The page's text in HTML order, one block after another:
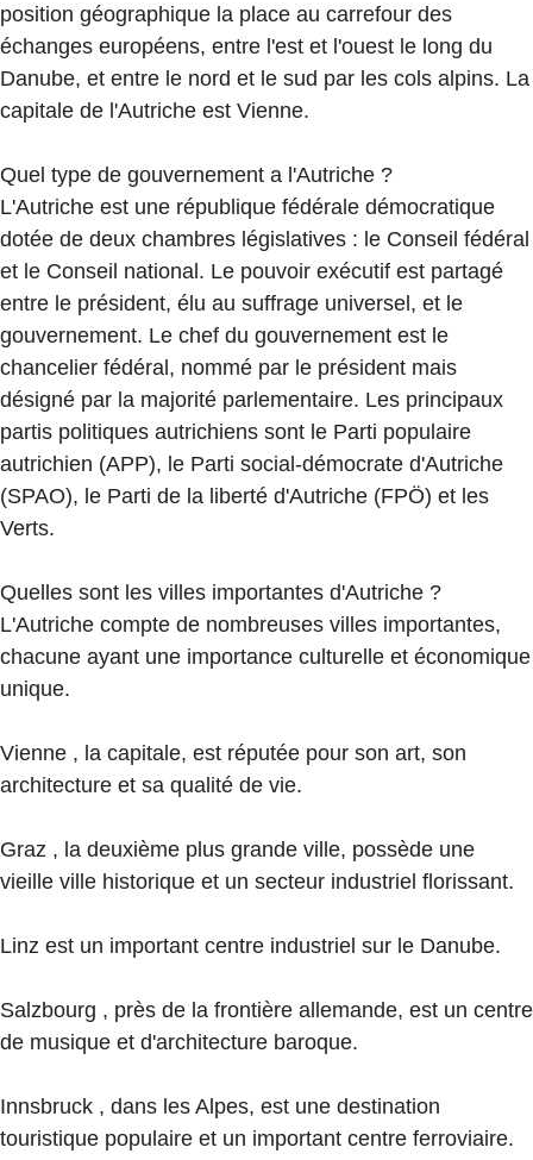
position géographique la place au carrefour des
échanges européens, entre l'est et l'ouest le long du
Danube, et entre le nord et le sud par les cols alpins. La
capitale de l'Autriche est Vienne.
Quel type de gouvernement a l'Autriche ?
L'Autriche est une république fédérale démocratique
dotée de deux chambres législatives : le Conseil fédéral
et le Conseil national. Le pouvoir exécutif est partagé
entre le président, élu au suffrage universel, et le
gouvernement. Le chef du gouvernement est le
chancelier fédéral, nommé par le président mais
désigné par la majorité parlementaire. Les principaux
partis politiques autrichiens sont le Parti populaire
autrichien (APP), le Parti social-démocrate d'Autriche
(SPAO), le Parti de la liberté d'Autriche (FPÖ) et les
Verts.
Quelles sont les villes importantes d'Autriche ?
L'Autriche compte de nombreuses villes importantes,
chacune ayant une importance culturelle et économique
unique.
Vienne , la capitale, est réputée pour son art, son
architecture et sa qualité de vie.
Graz , la deuxième plus grande ville, possède une
vieille ville historique et un secteur industriel florissant.
Linz est un important centre industriel sur le Danube.
Salzbourg , près de la frontière allemande, est un centre
de musique et d'architecture baroque.
Innsbruck , dans les Alpes, est une destination
touristique populaire et un important centre ferroviaire.